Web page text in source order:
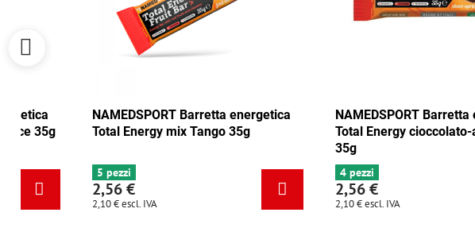
NAMEDSPORT Barretta energetica
Total Energy mirtillo rosso-noce 35g
6+ pezzi
2,56 €
escl. IVA
NAMEDSPORT Barretta energetica
Total Energy mix Tango 35g
5 pezzi
2,56 €
escl. IVA